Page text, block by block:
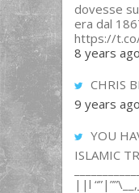
dovesse
era dal
https://
8 years ago
CHRIS
9 years ago
YOU
ISLAMIC
||l